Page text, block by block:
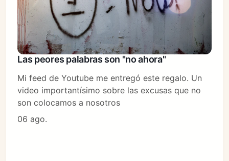
Las peores palabras son "no ahora"
Mi feed de Youtube me entregó este regalo. Un
video importantísimo sobre las excusas que no
son colocamos a nosotros
06 ago.